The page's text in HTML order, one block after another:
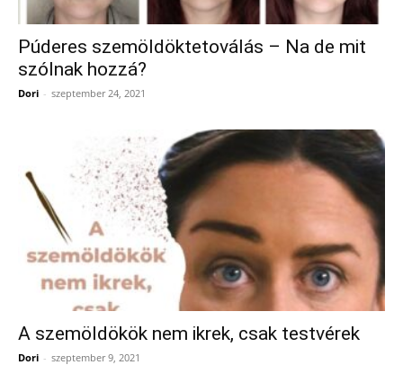
Púderes szemöldöktetoválás – Na de mit
szólnak hozzá?
Dori - szeptember 24, 2021
A szemöldökök nem ikrek, csak testvérek
Dori - szeptember 9, 2021